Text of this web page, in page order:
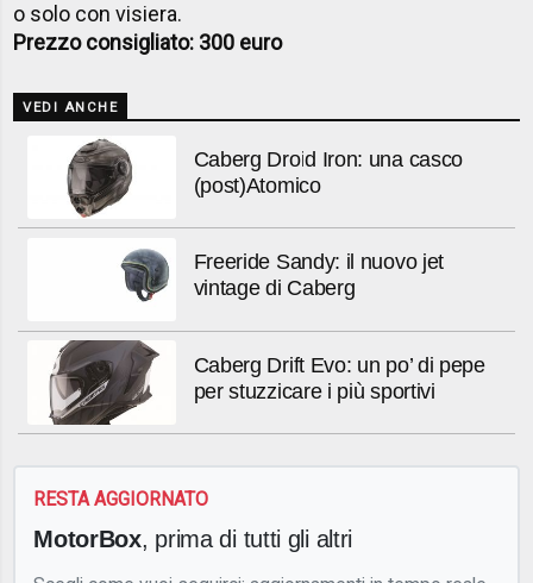
o solo con visiera.
Prezzo consigliato: 300 euro
VEDI ANCHE
Caberg Droid Iron: una casco
(post)Atomico
Freeride Sandy: il nuovo jet
vintage di Caberg
Caberg Drift Evo: un po’ di pepe
per stuzzicare i più sportivi
RESTA AGGIORNATO
MotorBox, prima di tutti gli altri